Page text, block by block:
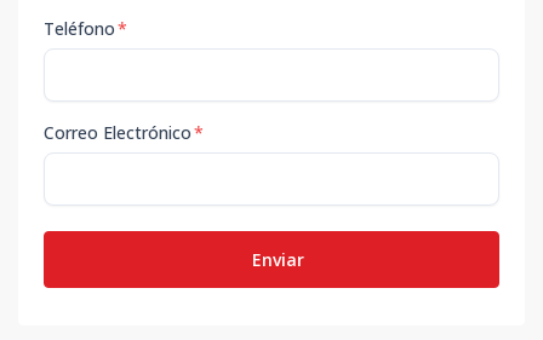
Teléfono*
Correo Electrónico*
Enviar